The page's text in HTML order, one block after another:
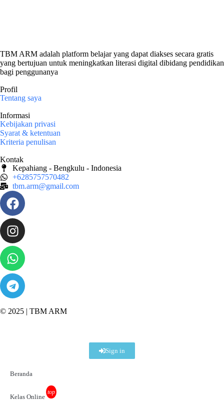
TBM ARM adalah platform belajar yang dapat diakses secara gratis
yang bertujuan untuk meningkatkan literasi digital dibidang pendidikan
bagi penggunanya
Profil
Tentang saya
Informasi
Kebijakan privasi
Syarat & ketentuan
Kriteria penulisan
Kontak
Kepahiang - Bengkulu - Indonesia
+6285757570482
tbm.arm@gmail.com
© 2025 | TBM ARM
Sign in
Beranda
Kelas Online top